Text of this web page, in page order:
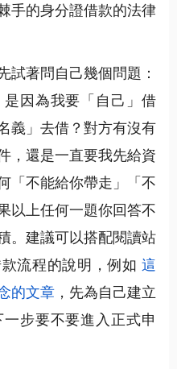
手的身分證借款的法律
試著問自己幾個問題：
因為我要「自己」借
義」去借？對方有沒有
，還是一直要我先給資
「不能給你帶走」「不
以上任何一題你回答不
。建議可以搭配閱讀站
流程的說明，例如 這
的文章 ，先為自己建立
步要不要進入正式申